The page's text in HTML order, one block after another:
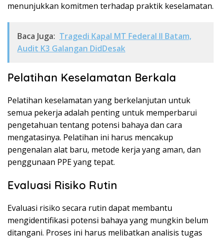
menunjukkan komitmen terhadap praktik keselamatan.
Baca Juga: Tragedi Kapal MT Federal II Batam,
Audit K3 Galangan DidDesak
Pelatihan Keselamatan Berkala
Pelatihan keselamatan yang berkelanjutan untuk
semua pekerja adalah penting untuk memperbarui
pengetahuan tentang potensi bahaya dan cara
mengatasinya. Pelatihan ini harus mencakup
pengenalan alat baru, metode kerja yang aman, dan
penggunaan PPE yang tepat.
Evaluasi Risiko Rutin
Evaluasi risiko secara rutin dapat membantu
mengidentifikasi potensi bahaya yang mungkin belum
ditangani. Proses ini harus melibatkan analisis tugas